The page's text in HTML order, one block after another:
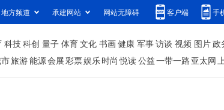
地方频道 承建网站 网站无障碍 客户端 手
科技科创 量子 体育文化 书画健康 军事访谈 视频 图片政
旅游能源会展彩票娱乐时尚 悦读公益一带一路 亚太网